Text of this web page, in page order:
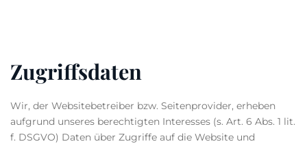
Zugriffsdaten
Wir, der Websitebetreiber bzw. Seitenprovider, erheben
aufgrund unseres berechtigten Interesses (s. Art. 6 Abs. 1 lit.
f. DSGVO) Daten über Zugriffe auf die Website und